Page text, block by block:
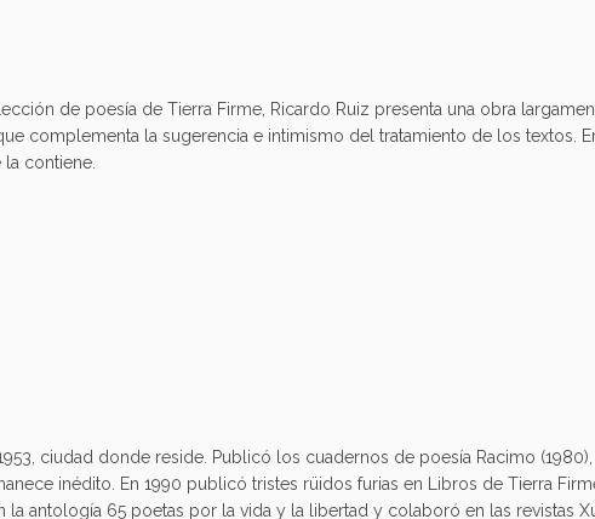
de poesía de Tierra Firme, Ricardo Ruiz presenta una obra
complementa la sugerencia e intimismo del tratamiento de los textos.
contiene.
ciudad donde reside. Publicó los cuadernos de poesía Racimo
inédito. En 1990 publicó tristes rüidos furias en Libros de Tierra
antología 65 poetas por la vida y la libertad y colaboró en las revistas